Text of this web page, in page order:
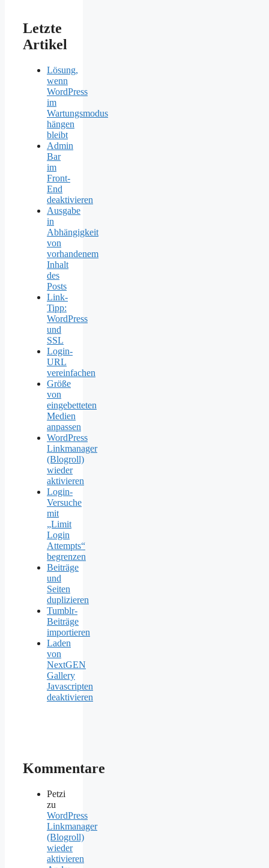
Letzte
Artikel
Lösung,
wenn
WordPress
im
Wartungsmodus
hängen
bleibt
Admin
Bar
im
Front-
End
deaktivieren
Ausgabe
in
Abhängigkeit
von
vorhandenem
Inhalt
des
Posts
Link-
Tipp:
WordPress
und
SSL
Login-
URL
vereinfachen
Größe
von
eingebetteten
Medien
anpassen
WordPress
Linkmanager
(Blogroll)
wieder
aktivieren
Login-
Versuche
mit
„Limit
Login
Attempts“
begrenzen
Beiträge
und
Seiten
duplizieren
Tumblr-
Beiträge
importieren
Laden
von
NextGEN
Gallery
Javascripten
deaktivieren
Kommentare
Petzi
zu
WordPress
Linkmanager
(Blogroll)
wieder
aktivieren